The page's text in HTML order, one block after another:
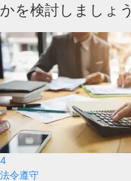
かを検討しましょう
4
法令遵守